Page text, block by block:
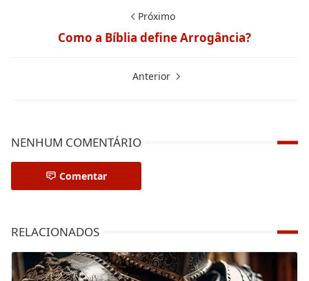
Próximo
Como a Bíblia define Arrogância?
Anterior
NENHUM COMENTÁRIO
Comentar
RELACIONADOS